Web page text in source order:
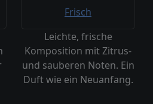
Frisch
Leichte, frische
Komposition mit Zitrus-
und sauberen Noten. Ein
Duft wie ein Neuanfang.